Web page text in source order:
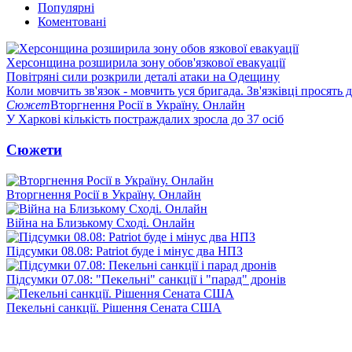
Популярні
Коментовані
Херсонщина розширила зону обов'язкової евакуації
Повітряні сили розкрили деталі атаки на Одещину
Коли мовчить зв'язок - мовчить уся бригада. Зв'язківці просять
СюжетВторгнення Росії в Україну. Онлайн
У Харкові кількість постраждалих зросла до 37 осіб
Сюжети
Вторгнення Росії в Україну. Онлайн
Війна на Близькому Сході. Онлайн
Підсумки 08.08: Patriot буде і мінус два НПЗ
Підсумки 07.08: "Пекельні" санкції і "парад" дронів
Пекельні санкції. Рішення Сената США